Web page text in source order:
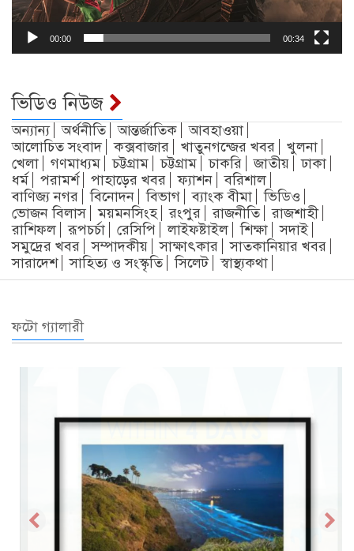
00:00 00:34
ভিডিও নিউজ
অন্যান্য অর্থনীতি আন্তর্জাতিক
আবহাওয়া
আলোচিত সংবাদ
কক্সবাজার খাতুনগন্জের খবর
খুলনা
খেলা
গণমাধ্যম চট্টগ্রাম চট্টগ্রাম চাকরি জাতীয়
ঢাকা
ধর্ম
পরামর্শ পাহাড়ের খবর ফ্যাশন
বরিশাল
বাণিজ্য নগর
বিনোদন বিভাগ ব্যাংক বীমা
ভিডিও
ভোজন বিলাস
ময়মনসিংহ রংপুর রাজনীতি
রাজশাহী
রাশিফল
রূপচর্চা রেসিপি লাইফষ্টাইল শিক্ষা
সদাই
সমুদ্রের খবর
সম্পাদকীয় সাক্ষাৎকার
সাতকানিয়ার খবর
সারাদেশ
সাহিত্য ও সংস্কৃতি সিলেট স্বাস্থ্যকথা
ফটো গ্যালারী